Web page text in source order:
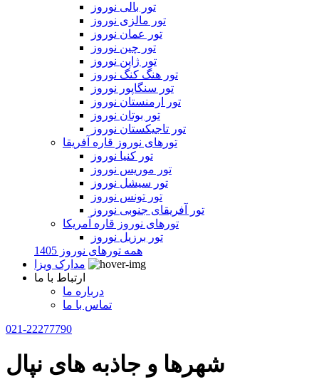
تور بالی نوروز
تور مالزی نوروز
تور عمان نوروز
تور چین نوروز
تور ژاپن نوروز
تور هنگ کنگ نوروز
تور سنگاپور نوروز
تور ارمنستان نوروز
تور بوتان نوروز
تور تاجیکستان نوروز
تورهای نوروز قاره آفریقا
تور کنیا نوروز
تور موریس نوروز
تور سیشل نوروز
تور تونس نوروز
تور آفریقای جنوبی نوروز
تورهای نوروز قاره آمریکا
تور برزیل نوروز
همه تورهای نوروز 1405
مدارک ویزا
ارتباط با ما
درباره ما
تماس با ما
021-22277790
شهرها و جاذبه های نپال